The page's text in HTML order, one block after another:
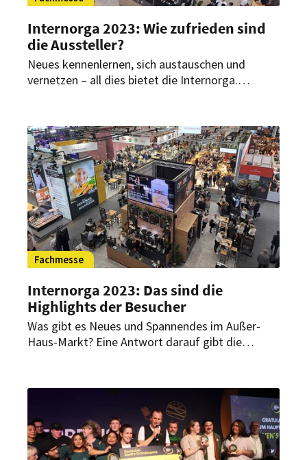
Internorga 2023: Wie zufrieden sind
die Aussteller?
Neues kennenlernen, sich austauschen und
vernetzen – all dies bietet die Internorga.
vorzustellen. Auch HOGAPAGE war vor Ort und
hat einige Aussteller befragt, wie zufrieden sie
mit dem Verlauf der Messe sind.
Fachmesse
Internorga 2023: Das sind die
Highlights der Besucher
Was gibt es Neues und Spannendes im Außer-
Haus-Markt? Eine Antwort darauf gibt die
Messe erleben und was ihre Highlights sind.